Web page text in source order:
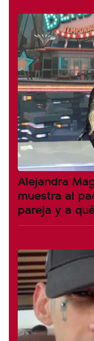
Alejandra
muestra al
pareja y a